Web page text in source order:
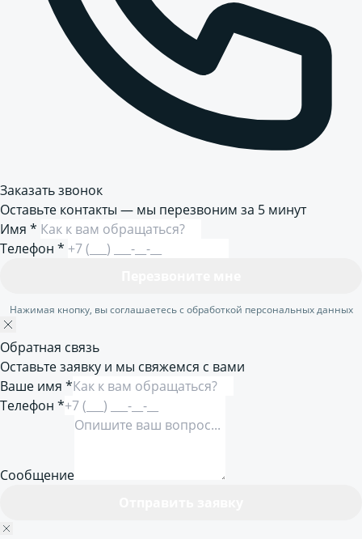
Заказать звонок
Оставьте контакты — мы перезвоним за 5 минут
Имя *
Телефон *
Нажимая кнопку, вы соглашаетесь с обработкой персональных данных
Обратная связь
Оставьте заявку и мы свяжемся с вами
Ваше имя *
Телефон *
Сообщение